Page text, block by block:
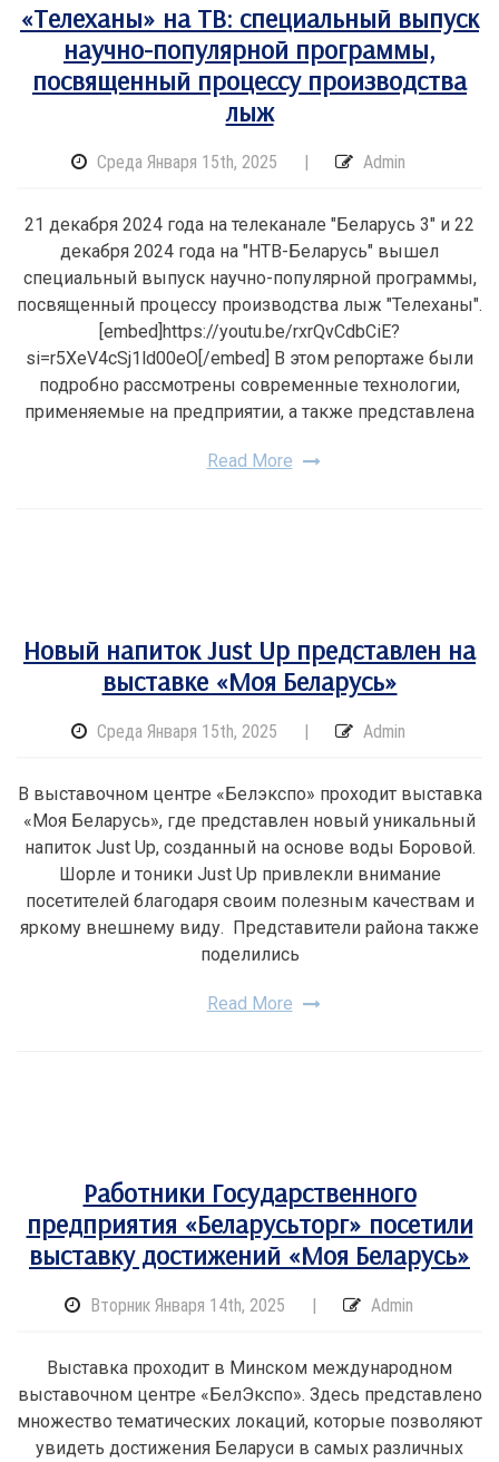
«Телеханы» на ТВ: специальный выпуск
научно-популярной программы,
посвященный процессу производства
лыж
Среда Января 15th, 2025 | Admin
21 декабря 2024 года на телеканале "Беларусь 3" и 22
декабря 2024 года на "НТВ-Беларусь" вышел
специальный выпуск научно-популярной программы,
посвященный процессу производства лыж "Телеханы".
[embed]https://youtu.be/rxrQvCdbCiE?
si=r5XeV4cSj1ld00eO[/embed] В этом репортаже были
подробно рассмотрены современные технологии,
применяемые на предприятии, а также представлена
Read More
Новый напиток Just Up представлен на
выставке «Моя Беларусь»
Среда Января 15th, 2025 | Admin
В выставочном центре «Белэкспо» проходит выставка
«Моя Беларусь», где представлен новый уникальный
напиток Just Up, созданный на основе воды Боровой.
Шорле и тоники Just Up привлекли внимание
посетителей благодаря своим полезным качествам и
яркому внешнему виду. Представители района также
поделились
Read More
Работники Государственного
предприятия «Беларусьторг» посетили
выставку достижений «Моя Беларусь»
Вторник Января 14th, 2025 | Admin
Выставка проходит в Минском международном
выставочном центре «БелЭкспо». Здесь представлено
множество тематических локаций, которые позволяют
увидеть достижения Беларуси в самых различных